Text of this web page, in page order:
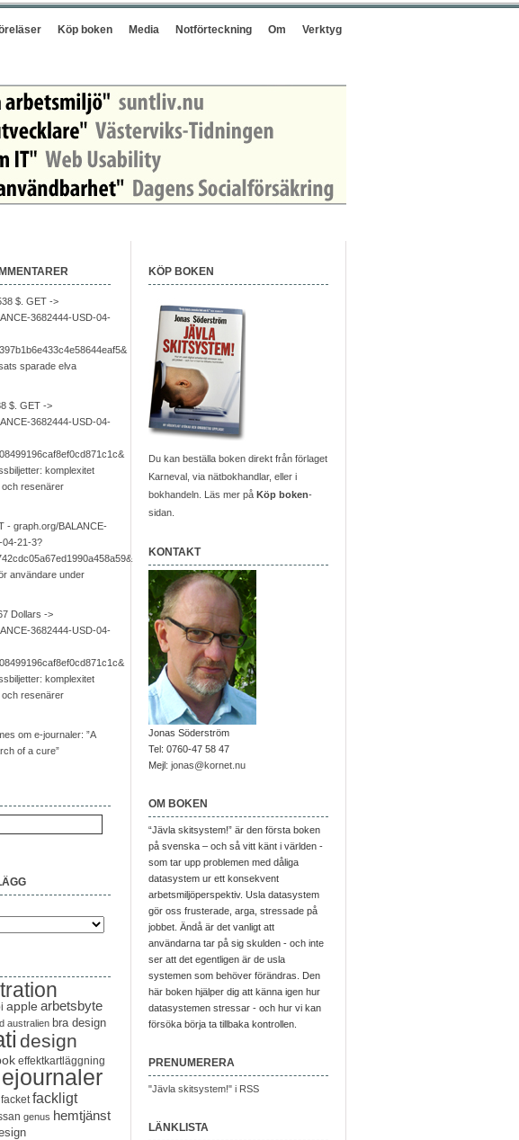
Köp boken Media Notförteckning Om Verktyg
$. GET ->
3682444-USD-04-
sparade elva
$. GET ->
3682444-USD-04-
komplexitet
resenärer
- graph.org/BALANCE-
04-21-3?
användare under
Dollars ->
3682444-USD-04-
komplexitet
resenärer
om e-journaler: ”A
of a cure”
apple arbetsbyte
australien bra design
design
effektkartläggning
ejournaler
facket fackligt
genus hemtjänst
KÖP BOKEN
Du kan beställa boken direkt från förlaget
Karneval, via nätbokhandlar, eller i
bokhandeln. Läs mer på Köp boken-
sidan.
KONTAKT
Jonas Söderström
Tel: 0760-47 58 47
Mejl: jonas@kornet.nu
OM BOKEN
“Jävla skitsystem!” är den första boken
på svenska – och så vitt känt i världen -
som tar upp problemen med dåliga
datasystem ur ett konsekvent
arbetsmiljöperspektiv. Usla datasystem
gör oss frusterade, arga, stressade på
jobbet. Ändå är det vanligt att
användarna tar på sig skulden - och inte
ser att det egentligen är de usla
systemen som behöver förändras. Den
här boken hjälper dig att känna igen hur
datasystemen stressar - och hur vi kan
försöka börja ta tillbaka kontrollen.
PRENUMERERA
"Jävla skitsystem!" i RSS
LÄNKLISTA